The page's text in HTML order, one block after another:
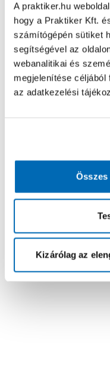
A praktiker.hu
hogy a Praktiker Kft.
számítógépén sütiket
segítségével az
webanalitikai és
megjelenítése céljából
az adatkezelési
Összes
Kizárólag az